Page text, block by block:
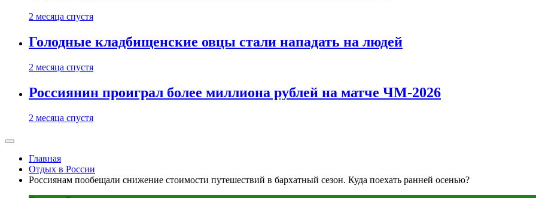
2 месяца спустя
Голодные кладбищенские овцы стали нападать на людей
2 месяца спустя
Россиянин проиграл более миллиона рублей на матче ЧМ-2026
2 месяца спустя
Главная
Отдых в России
Россиянам пообещали снижение стоимости путешествий в бархатный сезон. Куда поехать ранней осенью?